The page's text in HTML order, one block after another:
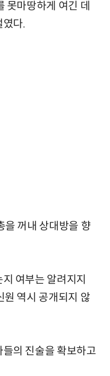
못마땅하게 여긴 데
였다.
을 꺼내 상대방을 향
여부는 알려지지
원 역시 공개되지 않
의 진술을 확보하고